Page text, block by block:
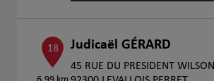
18 Judicaël GÉRARD
45 RUE DU PRESIDENT WILSON